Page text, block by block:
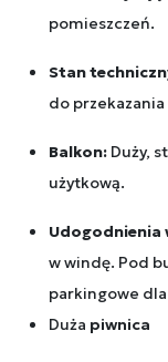
pomieszczeń.
Stan
do
Balkon: Duży,
użytkową.
Udogodnienia
w windę. Pod
parkingowe
Duża piwnica